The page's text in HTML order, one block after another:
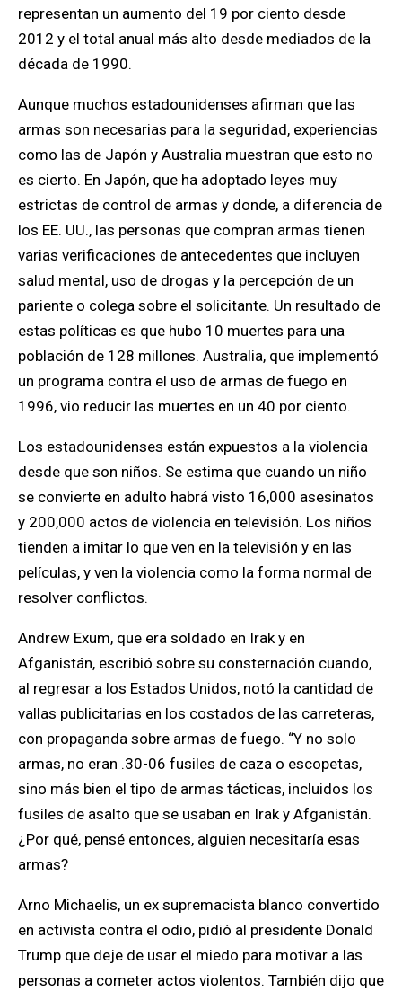
representan un aumento del 19 por ciento desde
2012 y el total anual más alto desde mediados de la
década de 1990.
Aunque muchos estadounidenses afirman que las
armas son necesarias para la seguridad, experiencias
como las de Japón y Australia muestran que esto no
es cierto. En Japón, que ha adoptado leyes muy
estrictas de control de armas y donde, a diferencia de
los EE. UU., las personas que compran armas tienen
varias verificaciones de antecedentes que incluyen
salud mental, uso de drogas y la percepción de un
pariente o colega sobre el solicitante. Un resultado de
estas políticas es que hubo 10 muertes para una
población de 128 millones. Australia, que implementó
un programa contra el uso de armas de fuego en
1996, vio reducir las muertes en un 40 por ciento.
Los estadounidenses están expuestos a la violencia
desde que son niños. Se estima que cuando un niño
se convierte en adulto habrá visto 16,000 asesinatos
y 200,000 actos de violencia en televisión. Los niños
tienden a imitar lo que ven en la televisión y en las
películas, y ven la violencia como la forma normal de
resolver conflictos.
Andrew Exum, que era soldado en Irak y en
Afganistán, escribió sobre su consternación cuando,
al regresar a los Estados Unidos, notó la cantidad de
vallas publicitarias en los costados de las carreteras,
con propaganda sobre armas de fuego. “Y no solo
armas, no eran .30-06 fusiles de caza o escopetas,
sino más bien el tipo de armas tácticas, incluidos los
fusiles de asalto que se usaban en Irak y Afganistán.
¿Por qué, pensé entonces, alguien necesitaría esas
armas?
Arno Michaelis, un ex supremacista blanco convertido
en activista contra el odio, pidió al presidente Donald
Trump que deje de usar el miedo para motivar a las
personas a cometer actos violentos. También dijo que